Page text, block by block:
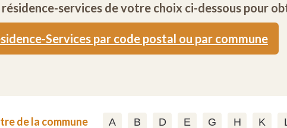
résidence-services de votre choix ci-dessous pour
Services par code postal ou par commune
de la commune A B D E G H K